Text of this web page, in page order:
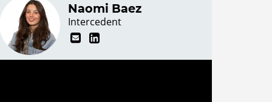
Naomi Baez
Intercedent